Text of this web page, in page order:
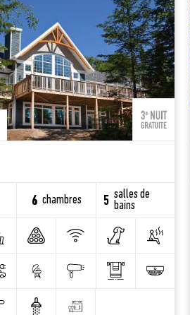
6 chambres 5 salles de
bains